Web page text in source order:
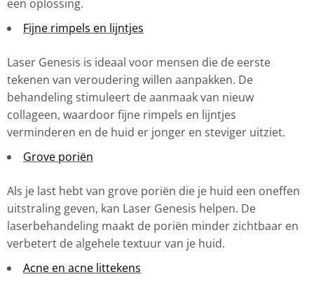
een oplossing.
Fijne rimpels en lijntjes
Laser Genesis is ideaal voor mensen die de eerste
tekenen van veroudering willen aanpakken. De
behandeling stimuleert de aanmaak van nieuw
collageen, waardoor fijne rimpels en lijntjes
verminderen en de huid er jonger en steviger uitziet.
Grove poriën
Als je last hebt van grove poriën die je huid een oneffen
uitstraling geven, kan Laser Genesis helpen. De
laserbehandeling maakt de poriën minder zichtbaar en
verbetert de algehele textuur van je huid.
Acne en acne littekens